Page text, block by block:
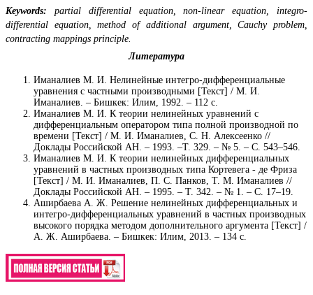
Keywords: partial differential equation, non-linear equation, integro-
differential equation, method of additional argument, Cauchy problem,
contracting mappings principle.
Литература
Иманалиев М. И. Нелинейные интегро-дифференциальные
уравнения с частными производными [Текст] / М. И.
Иманалиев. – Бишкек: Илим, 1992. – 112 с.
Иманалиев М. И. К теории нелинейных уравнений с
дифференциальным оператором типа полной производной по
времени [Текст] / М. И. Иманалиев, С. Н. Алексеенко //
Доклады Российской АН. – 1993. –Т. 329. – № 5. – С. 543–546.
Иманалиев М. И. К теории нелинейных дифференциальных
уравнений в частных производных типа Кортевега - де Фриза
[Текст] / М. И. Иманалиев, П. С. Панков, Т. М. Иманалиев //
Доклады Российской АН. – 1995. – Т. 342. – № 1. – С. 17–19.
Аширбаева А. Ж. Решение нелинейных дифференциальных и
интегро-дифференциальных уравнений в частных производных
высокого порядка методом дополнительного аргумента [Текст] /
А. Ж. Аширбаева. – Бишкек: Илим, 2013. – 134 с.